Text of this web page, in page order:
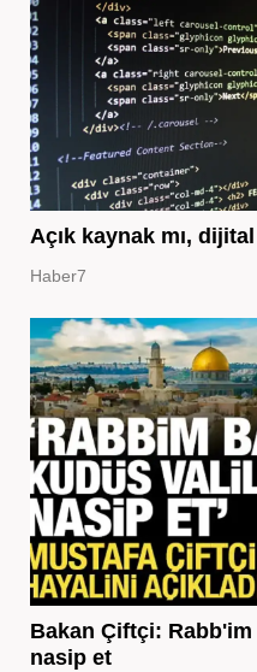
Açık kaynak mı, dijital
Haber7
Bakan Çiftçi:
nasip et